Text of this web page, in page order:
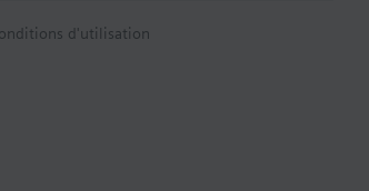
d'utilisation